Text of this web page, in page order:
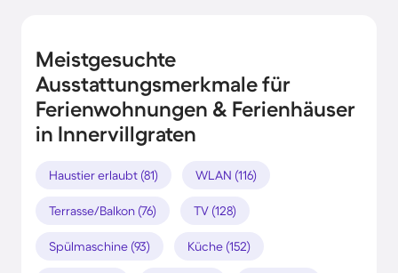
Meistgesuchte
Ausstattungsmerkmale für
Ferienwohnungen & Ferienhäuser
in Innervillgraten
Haustier erlaubt (81) WLAN (116)
Terrasse/Balkon (76) TV (128)
Spülmaschine (93) Küche (152)